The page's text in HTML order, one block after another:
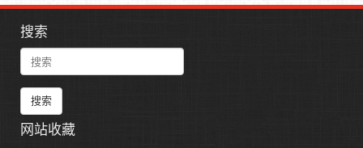
搜索
search
网站收藏